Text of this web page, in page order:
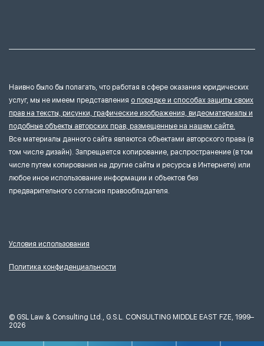
Наивно было бы полагать, что работая в сфере оказания юридических
услуг, мы не имеем представления о порядке и способах защиты своих
прав на тексты, рисунки, графические изображения, видеоматериалы и
подобные объекты авторских прав, размещенные на нашем сайте.
Все материалы данного сайта являются объектами авторского права (в
том числе дизайн). Запрещается копирование, распространение (в том
числе путем копирования на другие сайты и ресурсы в Интернете) или
любое иное использование информации и объектов без
предварительного согласия правообладателя.
Условия использования
Политика конфиденциальности
© GSL Law & Consulting Ltd., G.S.L. CONSULTING MIDDLE EAST FZE, 1999–
2026